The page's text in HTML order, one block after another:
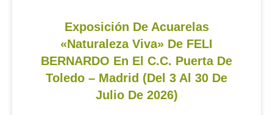
Exposición De Acuarelas
«Naturaleza Viva» De FELI
BERNARDO En El C.C. Puerta De
Toledo – Madrid (del 3 Al 30 De
Julio De 2026)